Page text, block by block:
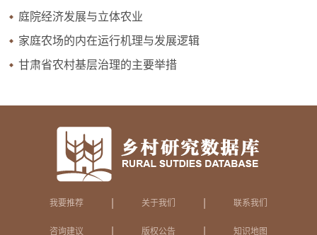
庭院经济发展与立体农业
家庭农场的内在运行机理与发展逻辑
甘肃省农村基层治理的主要举措
我要推荐 关于我们 联系我们
咨询建议 版权公告 知识地图